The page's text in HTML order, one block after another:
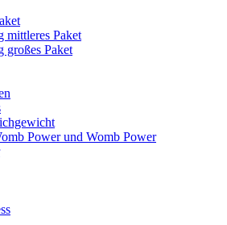
mittleres Paket
großes Paket
Power und Womb Power